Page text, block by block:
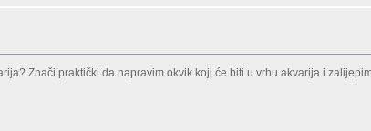
Znači praktički da napravim okvik koji će biti u vrhu akvarija i